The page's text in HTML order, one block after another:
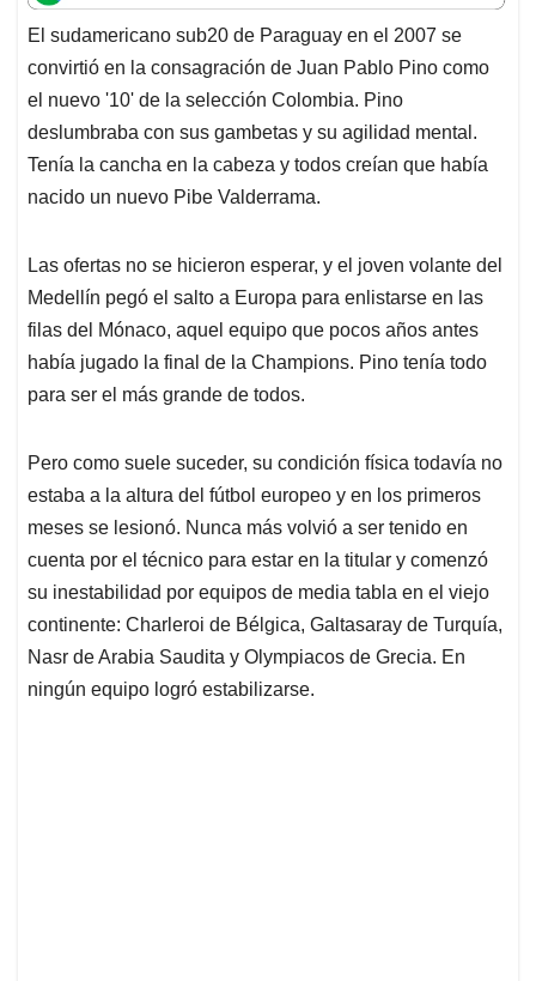
t
s
A
p
p
e
b
o
o
k
k
e
d
I
n
i
l
e
a
d
s
El sudamericano sub20 de Paraguay en el 2007 se
convirtió en la consagración de Juan Pablo Pino como
el nuevo '10' de la selección Colombia. Pino
deslumbraba con sus gambetas y su agilidad mental.
Tenía la cancha en la cabeza y todos creían que había
nacido un nuevo Pibe Valderrama.
Las ofertas no se hicieron esperar, y el joven volante del
Medellín pegó el salto a Europa para enlistarse en las
filas del Mónaco, aquel equipo que pocos años antes
había jugado la final de la Champions. Pino tenía todo
para ser el más grande de todos.
Pero como suele suceder, su condición física todavía no
estaba a la altura del fútbol europeo y en los primeros
meses se lesionó. Nunca más volvió a ser tenido en
cuenta por el técnico para estar en la titular y comenzó
su inestabilidad por equipos de media tabla en el viejo
continente: Charleroi de Bélgica, Galtasaray de Turquía,
Nasr de Arabia Saudita y Olympiacos de Grecia. En
ningún equipo logró estabilizarse.